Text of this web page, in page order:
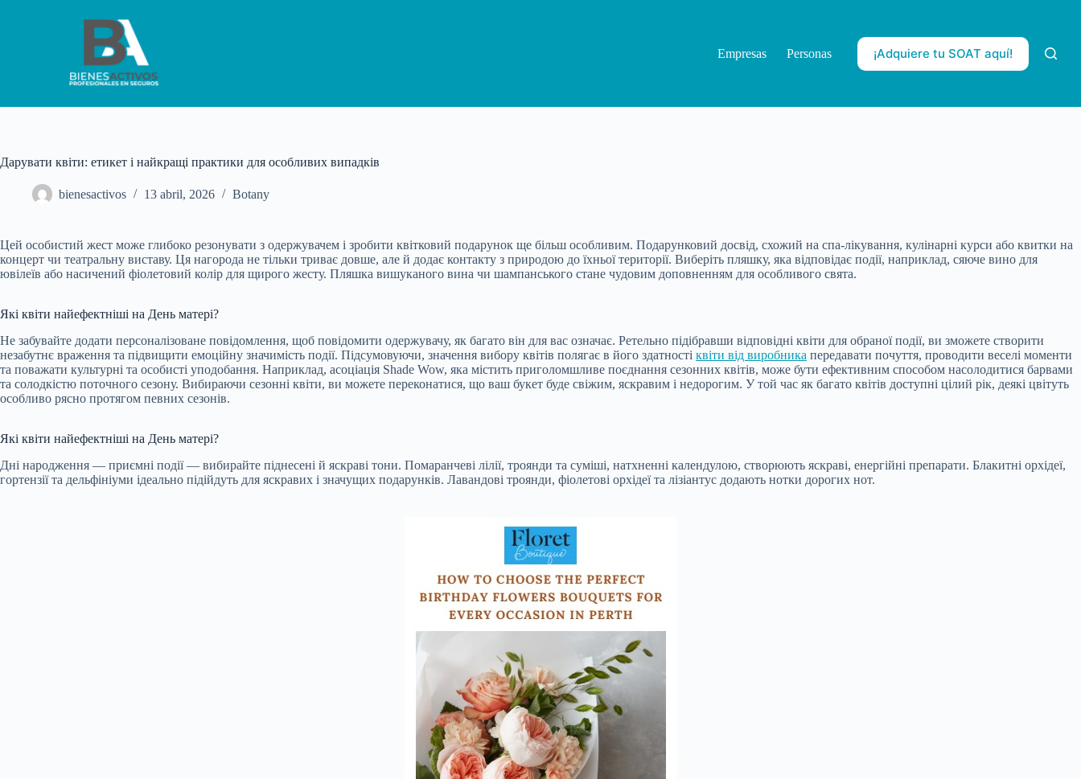
n
o
Empresas Personas ¡Adquiere tu SOAT aquí!
Дарувати квіти: етикет і найкращі практики для особливих випадків
bienesactivos 13 abril, 2026 Botany
Цей особистий жест може глибоко резонувати з одержувачем і зробити квітковий подарунок ще більш особливим. Подарунковий досвід, схожий на спа-лікування, кулінарні курси або квитки на
концерт чи театральну виставу. Ця нагорода не тільки триває довше, але й додає контакту з природою до їхньої території. Виберіть пляшку, яка відповідає події, наприклад, сяюче вино для
ювілеїв або насичений фіолетовий колір для щирого жесту. Пляшка вишуканого вина чи шампанського стане чудовим доповненням для особливого свята.
Які квіти найефектніші на День матері?
Не забувайте додати персоналізоване повідомлення, щоб повідомити одержувачу, як багато він для вас означає. Ретельно підібравши відповідні квіти для обраної події, ви зможете створити
незабутнє враження та підвищити емоційну значимість події. Підсумовуючи, значення вибору квітів полягає в його здатності квіти від виробника передавати почуття, проводити веселі моменти
та поважати культурні та особисті уподобання. Наприклад, асоціація Shade Wow, яка містить приголомшливе поєднання сезонних квітів, може бути ефективним способом насолодитися барвами
та солодкістю поточного сезону. Вибираючи сезонні квіти, ви можете переконатися, що ваш букет буде свіжим, яскравим і недорогим. У той час як багато квітів доступні цілий рік, деякі цвітуть
особливо рясно протягом певних сезонів.
Які квіти найефектніші на День матері?
Дні народження — приємні події — вибирайте піднесені й яскраві тони. Помаранчеві лілії, троянди та суміші, натхненні календулою, створюють яскраві, енергійні препарати. Блакитні орхідеї,
гортензії та дельфініуми ідеально підійдуть для яскравих і значущих подарунків. Лавандові троянди, фіолетові орхідеї та лізіантус додають нотки дорогих нот.